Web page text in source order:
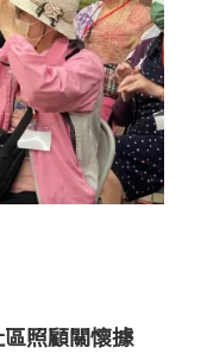
照顧關懷據